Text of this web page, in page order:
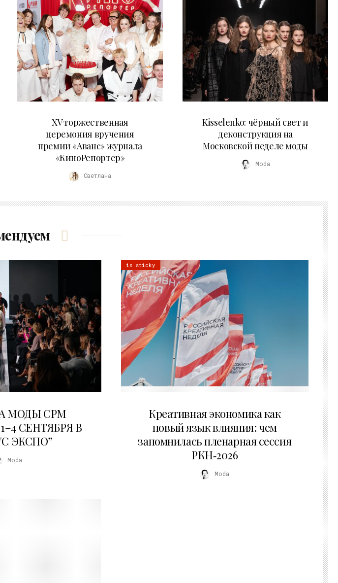
XV торжественная
церемония вручения
премии «Аванс» журнала
«КиноРепортер»
Светлана
Kisselenko: чёрный свет и
деконструкция на
Московской неделе моды
Moda
МОДЫ CPM
СЕНТЯБРЯ В
ЭКСПО”
Moda
is sticky
Креативная экономика как
новый язык влияния: чем
запомнилась пленарная сессия
РКН‑2026
Moda